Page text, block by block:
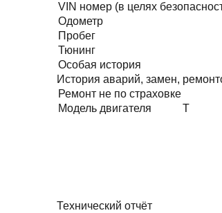
VIN номер (в целях
Одометр
Пробег
Тюнинг
Особая история
История аварий, замен,
Ремонт не по страховке
Модель двигателя
T
Технический отчёт